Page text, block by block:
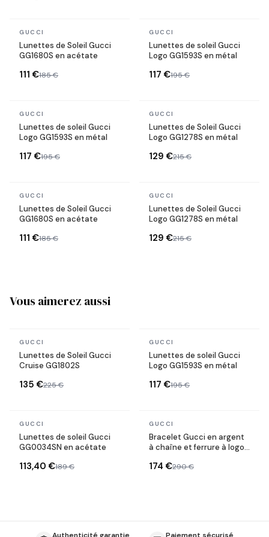
En stock
GUCCI
Lunettes de Soleil Gucci
GG1680S en acétate
111 €185 €
En stock
GUCCI
Lunettes de soleil Gucci
Logo GG1593S en métal
117 €195 €
En stock
GUCCI
Lunettes de soleil Gucci
Logo GG1593S en métal
117 €195 €
En stock
GUCCI
Lunettes de Soleil Gucci
Logo GG1278S en métal
129 €215 €
En stock
GUCCI
Lunettes de Soleil Gucci
GG1680S en acétate
111 €185 €
En stock
GUCCI
Lunettes de Soleil Gucci
Logo GG1278S en métal
129 €215 €
Vous aimerez aussi
En stock
GUCCI
Lunettes de Soleil Gucci
Cruise GG1802S
135 €225 €
En stock
GUCCI
Lunettes de soleil Gucci
Logo GG1593S en métal
117 €195 €
En stock
GUCCI
Lunettes de soleil Gucci
GG0034SN en acétate
113,40 €189 €
En stock
GUCCI
Bracelet Gucci en argent
à chaîne et ferrure à logo
174 €290 €